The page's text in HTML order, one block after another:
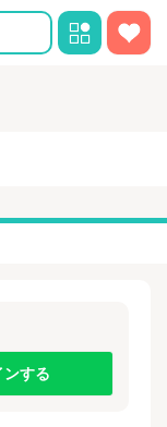
する